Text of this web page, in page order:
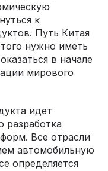
к
Путь Китая
нужно иметь
в начале
мирового
идет
Все отрасли
автомобильную
определяется